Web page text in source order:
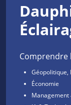
Comprendre
Géopolitique,
Économie
Management